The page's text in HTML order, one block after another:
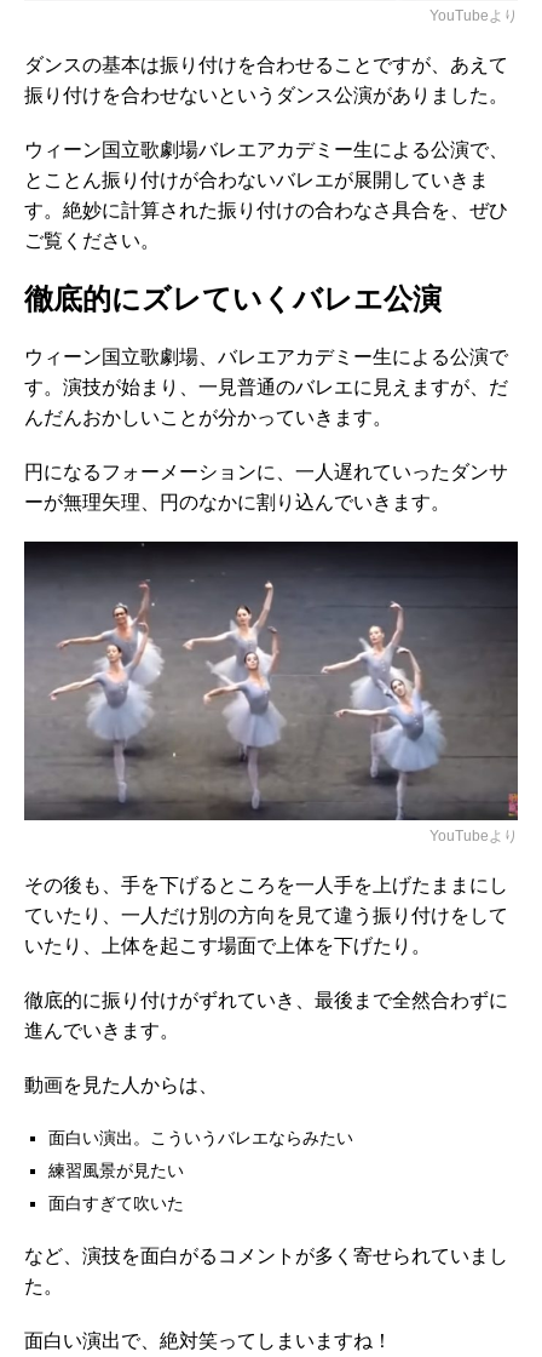
YouTubeより
ダンスの基本は振り付けを合わせることですが、あえて
振り付けを合わせないというダンス公演がありました。
ウィーン国立歌劇場バレエアカデミー生による公演で、
とことん振り付けが合わないバレエが展開していきま
す。絶妙に計算された振り付けの合わなさ具合を、ぜひ
ご覧ください。
徹底的にズレていくバレエ公演
ウィーン国立歌劇場、バレエアカデミー生による公演で
す。演技が始まり、一見普通のバレエに見えますが、だ
んだんおかしいことが分かっていきます。
円になるフォーメーションに、一人遅れていったダンサ
ーが無理矢理、円のなかに割り込んでいきます。
YouTubeより
その後も、手を下げるところを一人手を上げたままにし
ていたり、一人だけ別の方向を見て違う振り付けをして
いたり、上体を起こす場面で上体を下げたり。
徹底的に振り付けがずれていき、最後まで全然合わずに
進んでいきます。
動画を見た人からは、
面白い演出。こういうバレエならみたい
練習風景が見たい
面白すぎて吹いた
など、演技を面白がるコメントが多く寄せられていまし
た。
面白い演出で、絶対笑ってしまいますね！